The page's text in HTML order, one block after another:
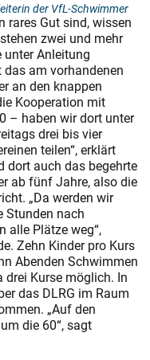
der VfL-Schwimmer
rares Gut sind, wissen
zwei und mehr
unter Anleitung
am vorhandenen
an den knappen
Kooperation mit
– haben wir dort unter
drei bis vier
teilen“, erklärt
dort auch das begehrte
ab fünf Jahre, also die
„Da werden wir
Stunden nach
alle Plätze weg“,
Zehn Kinder pro Kurs
Abenden Schwimmen
drei Kurse möglich. In
das DLRG im Raum
„Auf den
die 60“, sagt